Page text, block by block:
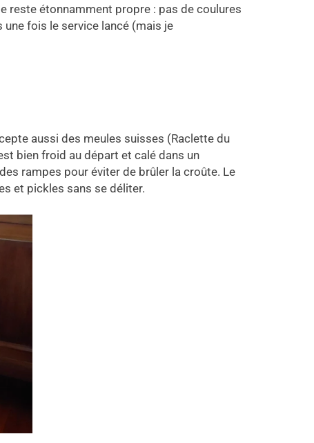
reste étonnamment propre : pas de coulures
une fois le service lancé (mais je
aussi des meules suisses (Raclette du
bien froid au départ et calé dans un
rampes pour éviter de brûler la croûte. Le
et pickles sans se déliter.